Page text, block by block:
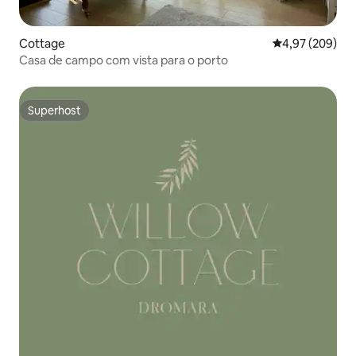
Cottage Classificação
4,97 (209)
Casa de campo com vista para o porto
Superhost
Superhost